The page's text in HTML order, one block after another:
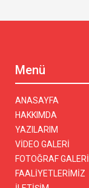
Menü
ANASAYFA
HAKKIMDA
YAZILARIM
VİDEO GALERİ
FOTOĞRAF GALERİ
FAALİYETLERİMİZ